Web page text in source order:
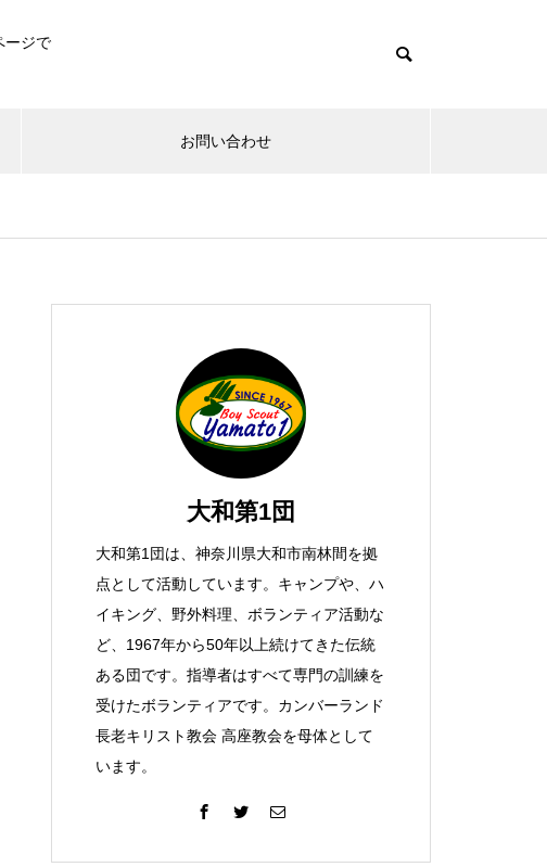
ージで
お問い合わせ
大和第1団
大和第1団は、神奈川県大和市南林間を拠
点として活動しています。キャンプや、ハ
イキング、野外料理、ボランティア活動な
ど、1967年から50年以上続けてきた伝統
ある団です。指導者はすべて専門の訓練を
受けたボランティアです。カンバーランド
長老キリスト教会 高座教会を母体として
います。